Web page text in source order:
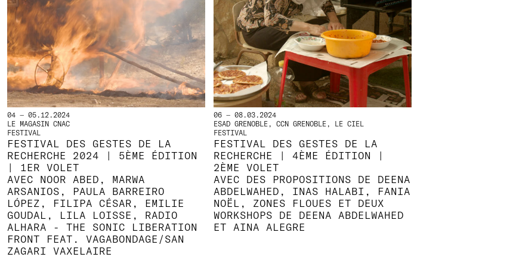
04 — 05.12.2024
LE MAGASIN CNAC
FESTIVAL
FESTIVAL DES GESTES DE LA
RECHERCHE 2024 | 5ÈME ÉDITION
| 1ER VOLET
AVEC NOOR ABED, MARWA
ARSANIOS, PAULA BARREIRO
LÓPEZ, FILIPA CÉSAR, EMILIE
GOUDAL, LILA LOISSE, RADIO
ALHARA - THE SONIC LIBERATION
FRONT FEAT. VAGABONDAGE/SAN
ZAGARI VAXELAIRE
06 — 08.03.2024
ESAD GRENOBLE, CCN GRENOBLE, LE CIEL
FESTIVAL
FESTIVAL DES GESTES DE LA
RECHERCHE | 4ÈME ÉDITION |
2ÈME VOLET
AVEC DES PROPOSITIONS DE DEENA
ABDELWAHED, INAS HALABI, FANIA
NOËL, ZONES FLOUES ET DEUX
WORKSHOPS DE DEENA ABDELWAHED
ET AINA ALEGRE